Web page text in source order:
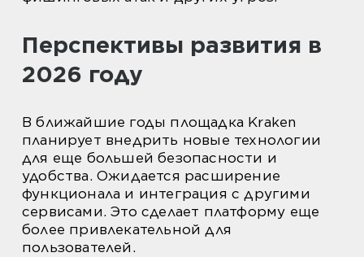
Перспективы развития в
2026 году
В ближайшие годы площадка Kraken
планирует внедрить новые технологии
для еще большей безопасности и
удобства. Ожидается расширение
функционала и интеграция с другими
сервисами. Это сделает платформу еще
более привлекательной для
пользователей.